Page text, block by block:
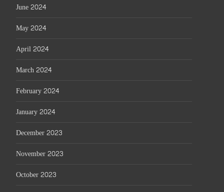
June 2024
May 2024
April 2024
March 2024
February 2024
January 2024
December 2023
November 2023
October 2023